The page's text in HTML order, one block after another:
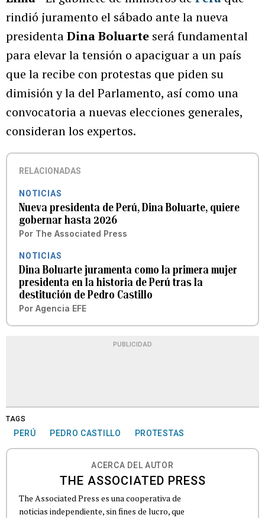
rindió juramento el sábado ante la nueva
presidentaDina Boluarte será fundamental
para elevar la tensión o apaciguar a un país
que la recibe con protestas que piden su
dimisión y la del Parlamento, así como una
convocatoria a nuevas elecciones generales,
consideran los expertos.
RELACIONADAS
NOTICIAS
Nueva presidenta de Perú, Dina Boluarte, quiere
gobernar hasta 2026
Por The Associated Press
NOTICIAS
Dina Boluarte juramenta como la primera mujer
presidenta en la historia de Perú tras la
destitución de Pedro Castillo
Por Agencia EFE
PUBLICIDAD
TAGS
PERÚ PEDRO CASTILLO PROTESTAS
ACERCA DEL AUTOR
THE ASSOCIATED PRESS
The Associated Press es una cooperativa de
noticias independiente, sin fines de lucro, que